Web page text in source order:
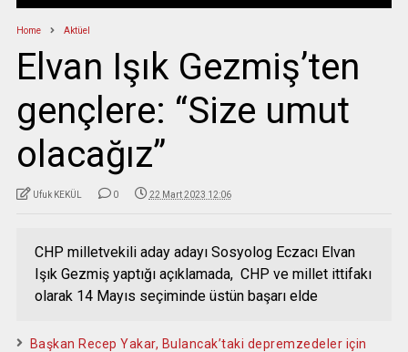
Home Aktüel
Elvan Işık Gezmiş’ten
gençlere: “Size umut
olacağız”
Ufuk KEKÜL 0 22 Mart 2023 12:06
CHP milletvekili aday adayı Sosyolog Eczacı Elvan
Işık Gezmiş yaptığı açıklamada, CHP ve millet ittifakı
olarak 14 Mayıs seçiminde üstün başarı elde
Başkan Recep Yakar, Bulancak’taki depremzedeler için